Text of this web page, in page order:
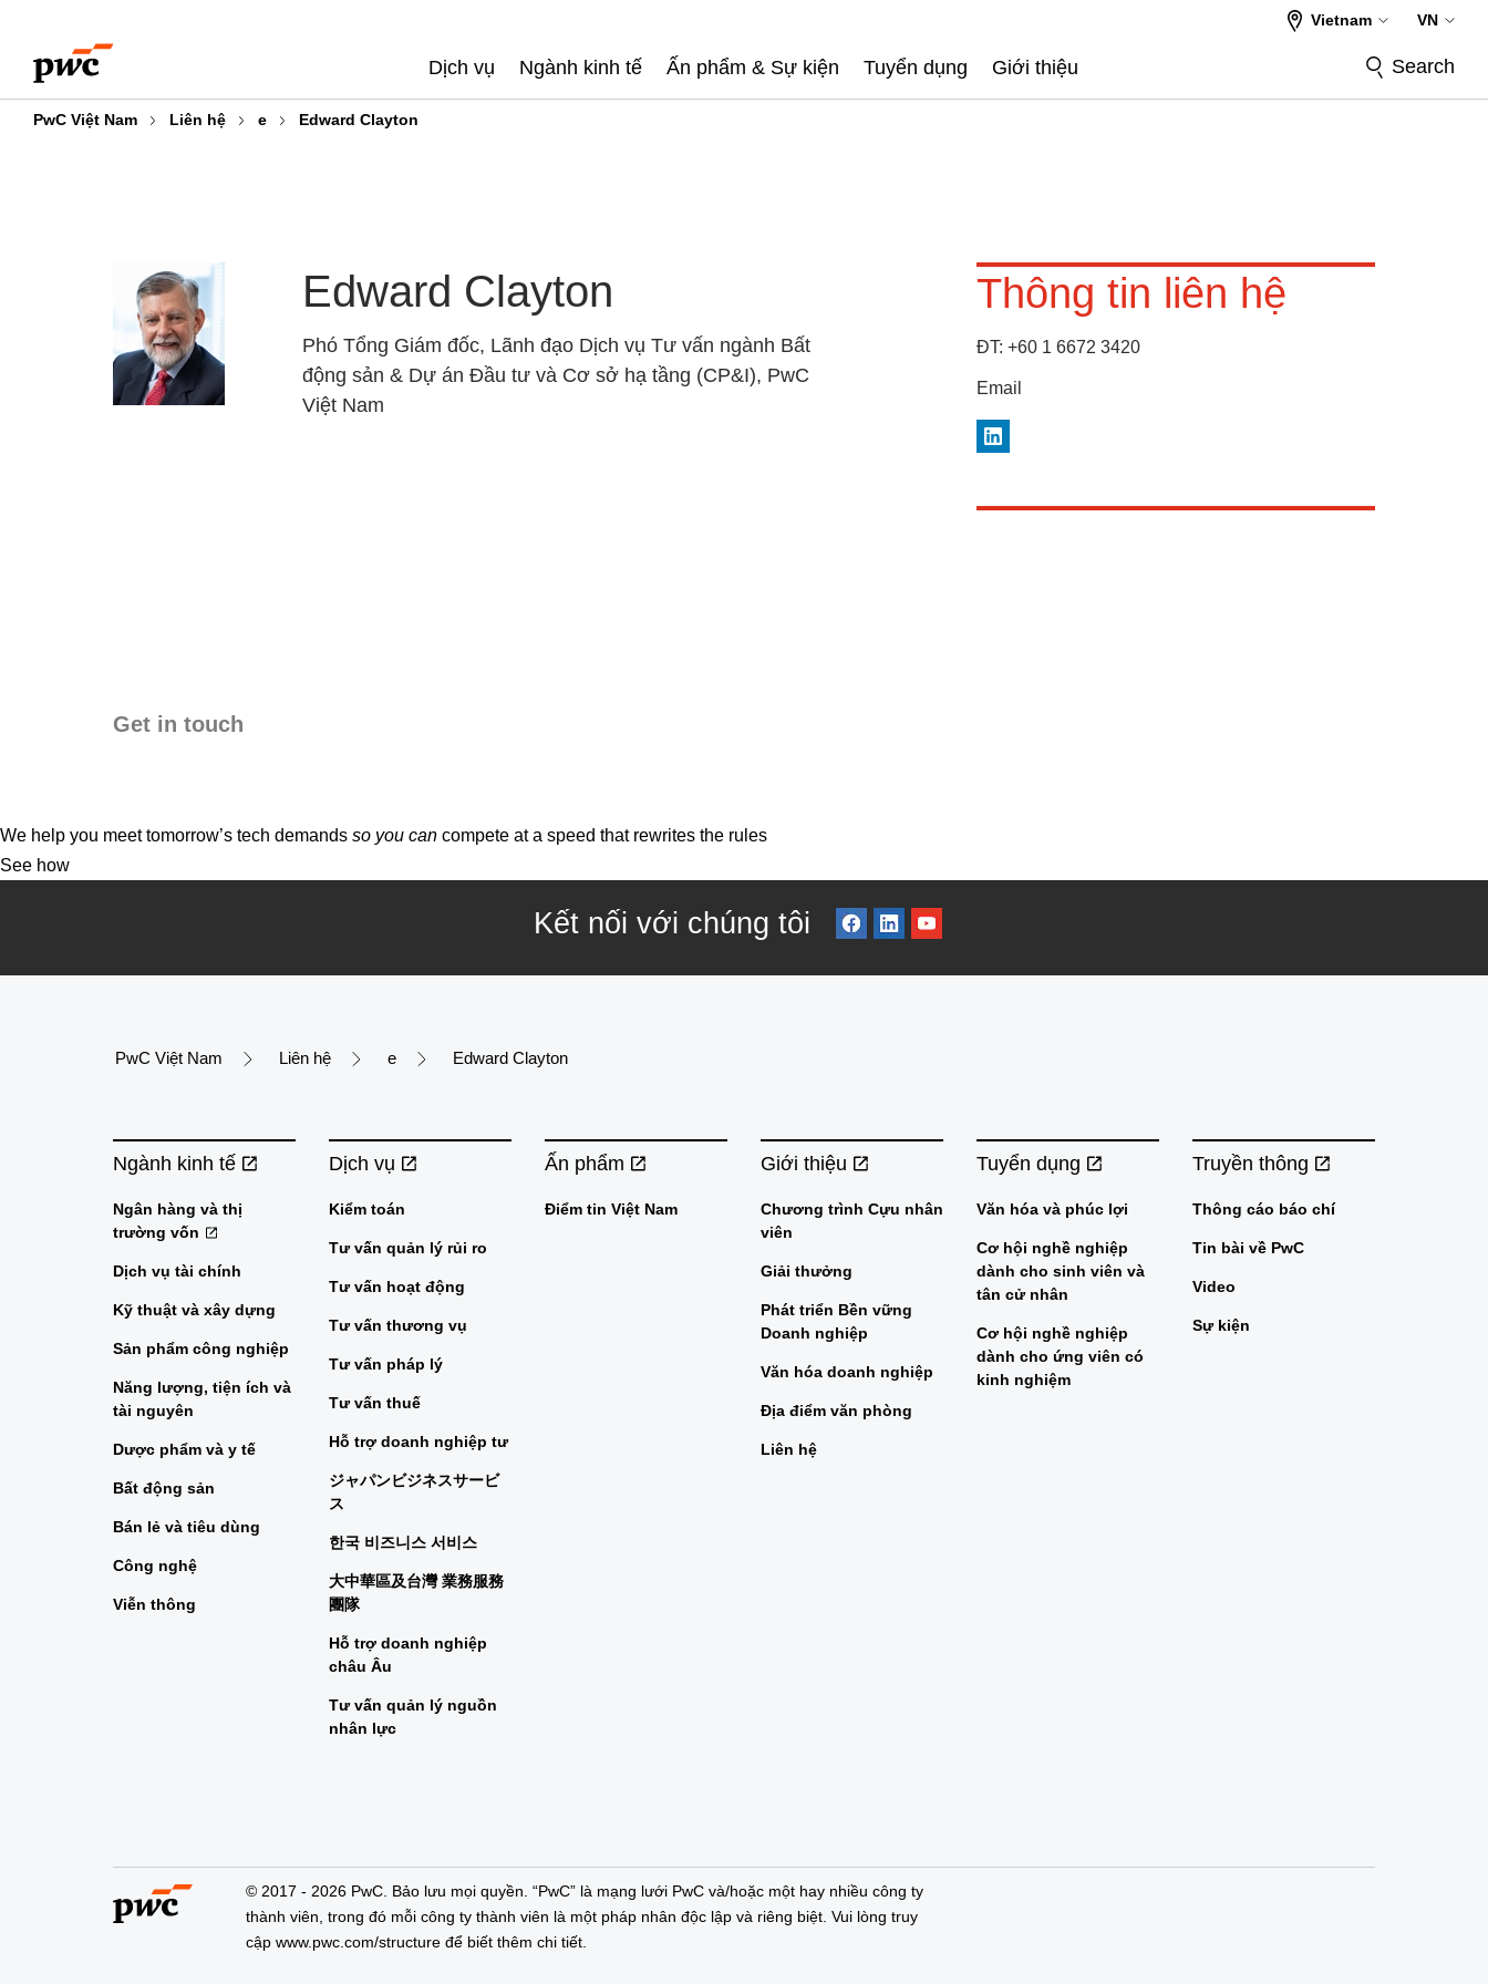
content
footer
Dịch vụ Ngành kinh tế Ấn phẩm & Sự kiện Tuyển dụng Giới thiệu
Vietnam VN
Search
PwC Việt Nam Liên hệ e Edward Clayton
Edward Clayton
Phó Tổng Giám đốc, Lãnh đạo Dịch vụ Tư vấn ngành Bất
động sản & Dự án Đầu tư và Cơ sở hạ tầng (CP&I), PwC
Việt Nam
Thông tin liên hệ
ĐT: +60 1 6672 3420
Email
LinkedIn
Get in touch
We help you meet tomorrow’s tech demands so you can compete at a speed that rewrites the rules
See how
Kết nối với chúng tôi
PwC Việt Nam Liên hệ e Edward Clayton
Ngành kinh tế
Ngân hàng và thị
trường vốn
Dịch vụ tài chính
Kỹ thuật và xây dựng
Sản phẩm công nghiệp
Năng lượng, tiện ích và
tài nguyên
Dược phẩm và y tế
Bất động sản
Bán lẻ và tiêu dùng
Công nghệ
Viễn thông
Dịch vụ
Kiểm toán
Tư vấn quản lý rủi ro
Tư vấn hoạt động
Tư vấn thương vụ
Tư vấn pháp lý
Tư vấn thuế
Hỗ trợ doanh nghiệp tư
ジャパンビジネスサービ
ス
한국 비즈니스 서비스
大中華區及台灣 業務服務
團隊
Hỗ trợ doanh nghiệp
châu Âu
Tư vấn quản lý nguồn
nhân lực
Ấn phẩm
Điểm tin Việt Nam
Giới thiệu
Chương trình Cựu nhân
viên
Giải thưởng
Phát triển Bền vững
Doanh nghiệp
Văn hóa doanh nghiệp
Địa điểm văn phòng
Liên hệ
Tuyển dụng
Văn hóa và phúc lợi
Cơ hội nghề nghiệp
dành cho sinh viên và
tân cử nhân
Cơ hội nghề nghiệp
dành cho ứng viên có
kinh nghiệm
Truyền thông
Thông cáo báo chí
Tin bài về PwC
Video
Sự kiện
© 2017 - 2026 PwC. Bảo lưu mọi quyền. “PwC” là mạng lưới PwC và/hoặc một hay nhiều công ty
thành viên, trong đó mỗi công ty thành viên là một pháp nhân độc lập và riêng biệt. Vui lòng truy
cập www.pwc.com/structure để biết thêm chi tiết.